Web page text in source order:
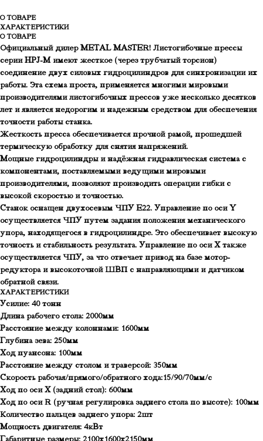
О ТОВАРЕ
ХАРАКТЕРИСТИКИ
О ТОВАРЕ
Официальный дилер METAL MASTER! Листогибочные прессы
серии HPJ-М имеют жесткое (через трубчатый торсион)
соединение двух силовых гидроцилиндров для синхронизации их
работы. Эта схема проста, применяется многими мировыми
производителями листогибочных прессов уже несколько десятков
лет и является недорогим и надежным средством для обеспечения
точности работы станка.
Жесткость пресса обеспечивается прочной рамой, прошедшей
термическую обработку для снятия напряжений.
Мощные гидроцилиндры и надёжная гидравлическая система с
компонентами, поставляемыми ведущими мировыми
производителями, позволяют производить операции гибки с
высокой скоростью и точностью.
Станок оснащен двухосевым ЧПУ E22. Управление по оси Y
осуществляется ЧПУ путем задания положения механического
упора, находящегося в гидроцилиндре. Это обеспечивает высокую
точность и стабильность результата. Управление по оси X также
осуществляется ЧПУ, за что отвечает привод на базе мотор-
редуктора и высокоточной ШВП с направляющими и датчиком
обратной связи.
ХАРАКТЕРИСТИКИ
Усилие: 40 тонн
Длина рабочего стола: 2000мм
Расстояние между колоннами: 1600мм
Глубина зева: 250мм
Ход пуансона: 100мм
Расстояние между столом и траверсой: 350мм
Скорость рабочая/прямого/обратного хода:15/90/70мм/с
Ход по оси X (задний стол): 600мм
Ход по оси R (ручная регулировка заднего стола по высоте): 100мм
Количество пальцев заднего упора: 2шт
Мощность двигателя: 4кВт